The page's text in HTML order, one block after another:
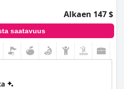
Alkaen 147 $
saatavuus